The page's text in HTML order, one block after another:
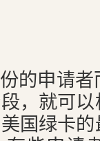
的申请
，就可
国绿卡